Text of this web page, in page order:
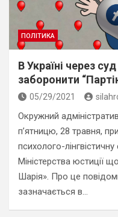
ПОЛІТИКА
В Україні через
заборонити
05/29/2021
Окружний
п’ятницю, 28 травня,
психолого-
Міністерства юстиції
Шарія». Про це
зазначається в…